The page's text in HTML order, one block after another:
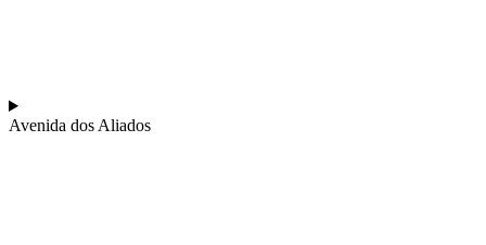
Avenida dos Aliados